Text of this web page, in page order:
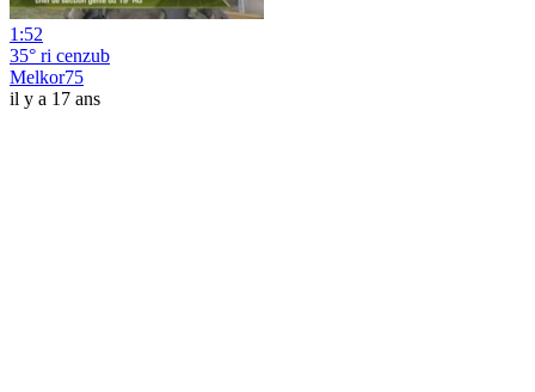
1:52
35° ri cenzub
Melkor75
il y a 17 ans